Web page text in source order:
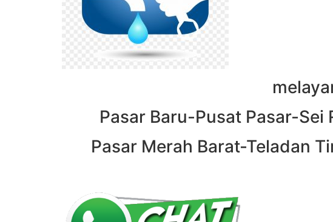
Pasar Baru-Pusat Pasar-
Pasar Merah Barat-Teladan